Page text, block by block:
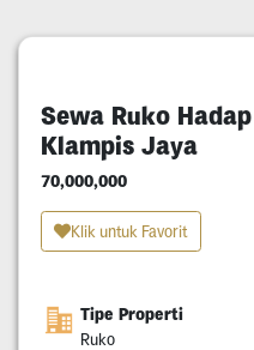
Sewa Ruko
Klampis Jaya
70,000,000
Klik untuk Favorit
Tipe Properti
Ruko